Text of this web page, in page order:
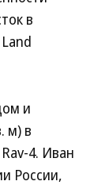
в
и
м) в
4. Иван
России,